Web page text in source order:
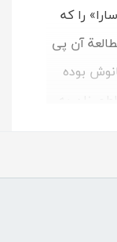
را که
آن پی
بوده
که
که تمام
از دنیا